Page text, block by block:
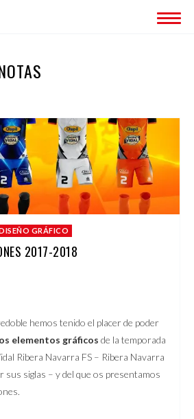
SERVICIOS
IMAGEN CORPORATIVA
PÁGINAS WEB
ROTULACIÓN
PUBLICIDAD
PROYECTOS
GRÁFICO
2017-2018
hemos tenido el placer de poder
elementos gráficos de la temporada
Ribera Navarra FS – Ribera Navarra
sus siglas – y del que os presentamos